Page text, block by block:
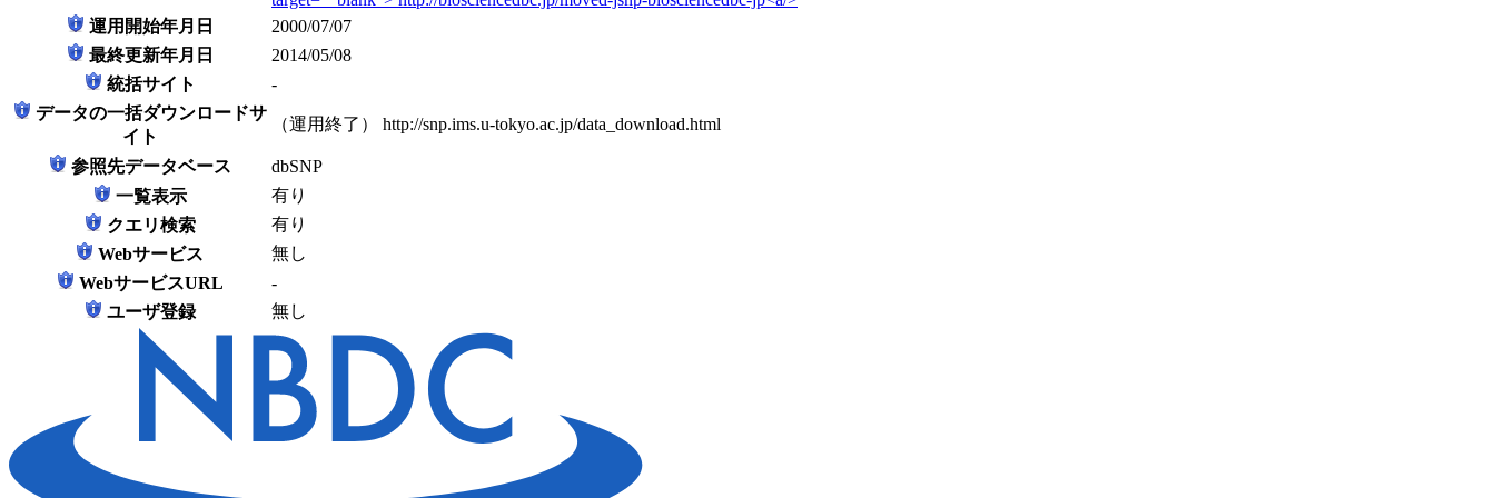
運用開始年月日
2000/07/07
最終更新年月日
2014/05/08
統括サイト
-
データの一括ダウンロードサ
イト
（運用終了） http://snp.ims.u-tokyo.ac.jp/data_download.html
参照先データベース
dbSNP
一覧表示
有り
クエリ検索
有り
Webサービス
無し
WebサービスURL
-
ユーザ登録
無し